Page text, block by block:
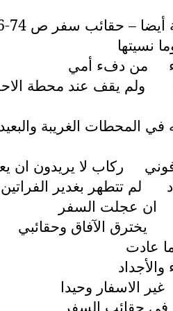
– حقائب سفر ص 74-76
نسيتها
من دفء أمي
ولم يقف عند محطة
المحطات الغريبة
ركاب لا يريدون ان
لم تتطهر بغدير الفراتين
ان عجلت السفر
يخترق الآفاق وحقائبي
ما عادت
غير الاسفار وحيدا
في حقائب السفر